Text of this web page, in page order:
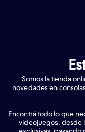
Somos la tienda
novedades en
Encontrá todo lo que
videojuegos, desde